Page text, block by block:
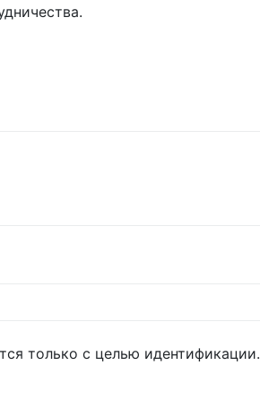
только с целью идентификации.